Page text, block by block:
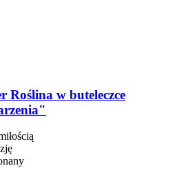
Roślina w buteleczce